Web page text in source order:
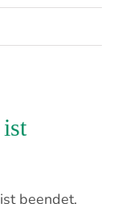
beendet.